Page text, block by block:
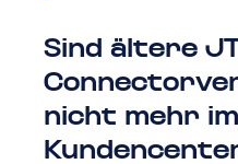
Sind ältere
nicht mehr im